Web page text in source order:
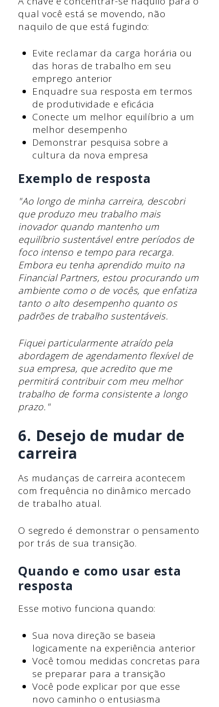
qual você está se movendo, não
naquilo de que está fugindo:
Evite reclamar da carga horária ou
das horas de trabalho em seu
emprego anterior
Enquadre sua resposta em termos
de produtividade e eficácia
Conecte um melhor equilíbrio a um
melhor desempenho
Demonstrar pesquisa sobre a
cultura da nova empresa
Exemplo de resposta
"Ao longo de minha carreira, descobri
que produzo meu trabalho mais
inovador quando mantenho um
equilíbrio sustentável entre períodos de
foco intenso e tempo para recarga.
Embora eu tenha aprendido muito na
Financial Partners, estou procurando um
ambiente como o de vocês, que enfatiza
tanto o alto desempenho quanto os
padrões de trabalho sustentáveis.
Fiquei particularmente atraído pela
abordagem de agendamento flexível de
sua empresa, que acredito que me
permitirá contribuir com meu melhor
trabalho de forma consistente a longo
prazo."
6. Desejo de mudar de
carreira
As mudanças de carreira acontecem
com frequência no dinâmico mercado
de trabalho atual.
O segredo é demonstrar o pensamento
por trás de sua transição.
Quando e como usar esta
resposta
Esse motivo funciona quando:
Sua nova direção se baseia
logicamente na experiência anterior
Você tomou medidas concretas para
se preparar para a transição
Você pode explicar por que esse
novo caminho o entusiasma